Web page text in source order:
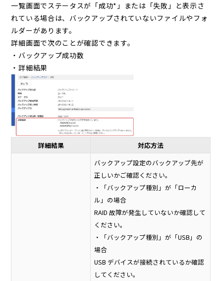
一覧画面でステータスが「成功*」または「失敗」と表示さ
れている場合は、バックアップされていないファイルやフォ
ルダーがあります。
詳細画面で次のことが確認できます。
・バックアップ成功数
・詳細結果
詳細結果
対応方法
バックアップ設定のバックアップ先が
正しいかご確認ください。
・「バックアップ種別」が「ローカ
ル」の場合
RAID 故障が発生していないか確認して
ください。
・「バックアップ種別」が「USB」の
場合
USB デバイスが接続されているか確認
してください。